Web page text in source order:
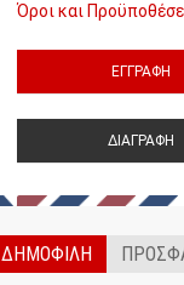
Όροι και
ΔΗΜΟΦΙΛΗ